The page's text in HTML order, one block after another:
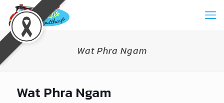
Wat Phra Ngam
Wat Phra Ngam